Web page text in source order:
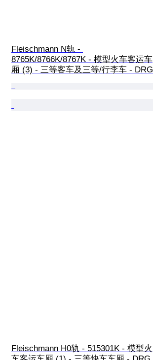
Fleischmann N轨 -
8765K/8766K/8767K - 模型火车客运车
厢 (3) - 三等客车及三等/行李车 - DRG
Fleischmann H0轨 - 515301K - 模型火